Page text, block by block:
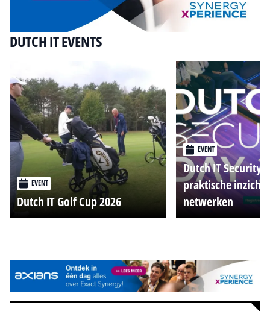
DUTCH IT EVENTS
EVENT
Dutch IT Golf Cup 2026
EVENT
Dutch IT Security
praktische
netwerken